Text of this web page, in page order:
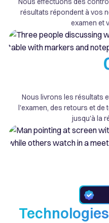
résultats répondent à vos
examen et
Nous livrons les résultats
l'examen, des retours et de
jusqu'à la